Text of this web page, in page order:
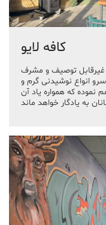
کافه لایو
غیرقابل توصیف و مشرف
انواع نوشیدنی گرم و
نموده که همواره یاد آن